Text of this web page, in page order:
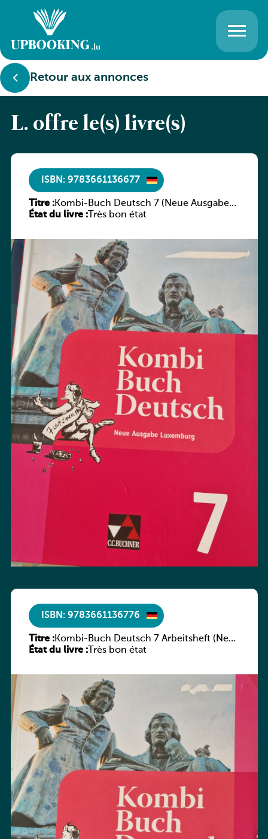
Retour aux annonces
L. offre le(s) livre(s)
ISBN: 9783661136677
Titre :Kombi-Buch Deutsch 7 (Neue Ausgabe
Luxemburg)
État du livre :Très bon état
ISBN: 9783661136776
Titre :Kombi-Buch Deutsch 7 Arbeitsheft (Neue
Ausgabe Luxemburg)
État du livre :Très bon état